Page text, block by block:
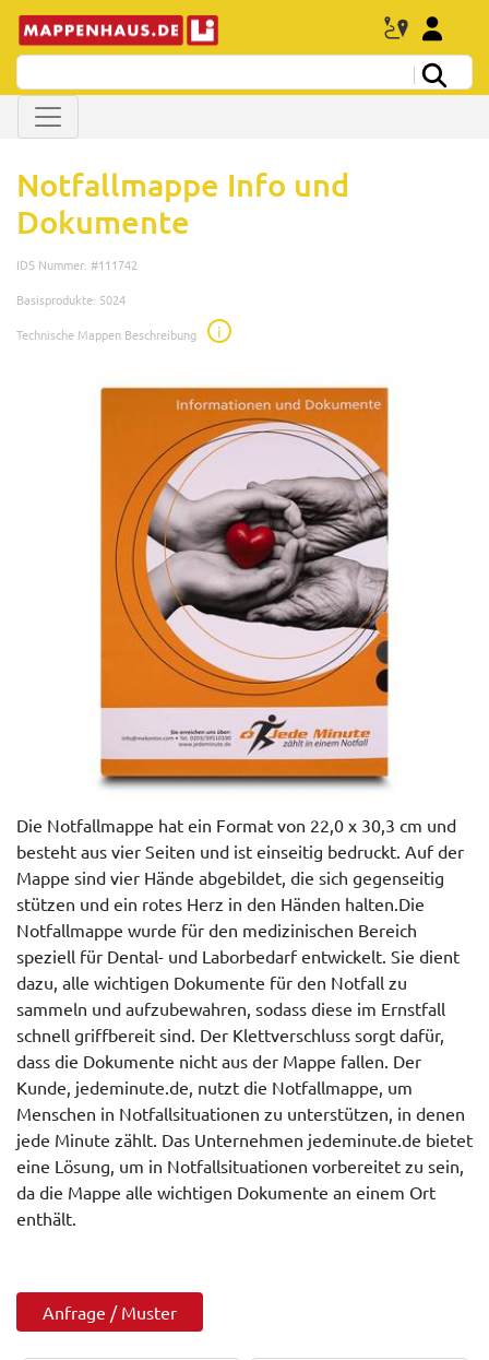
Notfallmappe Info und
Dokumente
IDS Nummer: #111742
Basisprodukte: 5024
Technische Mappen Beschreibung
i
Die Notfallmappe hat ein Format von 22,0 x 30,3 cm und
besteht aus vier Seiten und ist einseitig bedruckt. Auf der
Mappe sind vier Hände abgebildet, die sich gegenseitig
stützen und ein rotes Herz in den Händen halten.Die
Notfallmappe wurde für den medizinischen Bereich
speziell für Dental- und Laborbedarf entwickelt. Sie dient
dazu, alle wichtigen Dokumente für den Notfall zu
sammeln und aufzubewahren, sodass diese im Ernstfall
schnell griffbereit sind. Der Klettverschluss sorgt dafür,
dass die Dokumente nicht aus der Mappe fallen. Der
Kunde, jedeminute.de, nutzt die Notfallmappe, um
Menschen in Notfallsituationen zu unterstützen, in denen
jede Minute zählt. Das Unternehmen jedeminute.de bietet
eine Lösung, um in Notfallsituationen vorbereitet zu sein,
da die Mappe alle wichtigen Dokumente an einem Ort
enthält.
Anfrage / Muster